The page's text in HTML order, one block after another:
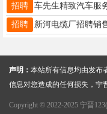
招聘
招聘
声明： 本站所有信息均由发布
信息对您造成的任何损失，宁
Copyright © 2022-2025 宁晋